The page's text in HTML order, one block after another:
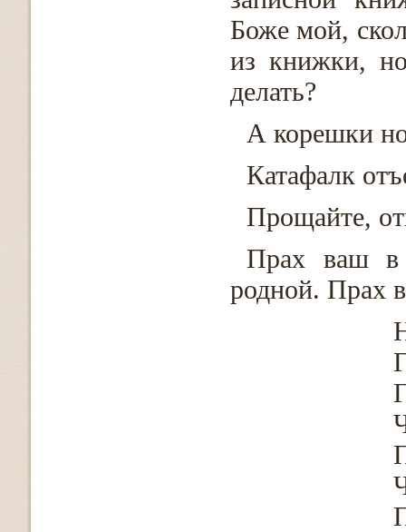
Боже мой,
из книжки,
делать?
А корешки
Катафалк
Прощайте,
Прах ваш в
родной. Прах